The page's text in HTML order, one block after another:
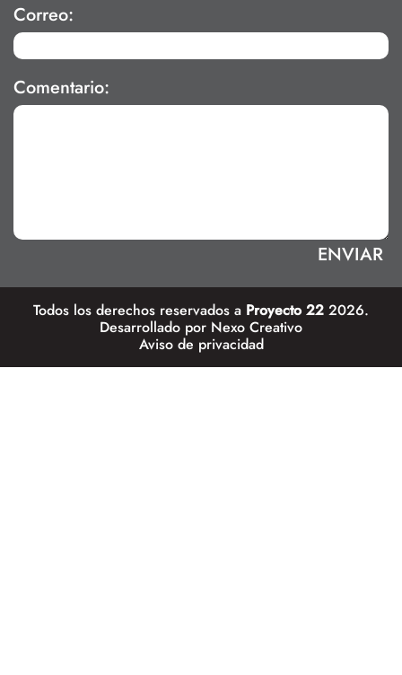
Correo:
Comentario:
Todos los derechos reservados a Proyecto 22 2026.
Desarrollado por Nexo Creativo
Aviso de privacidad